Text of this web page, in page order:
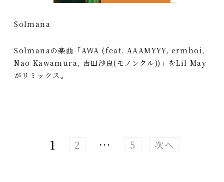
Solmana
Solmanaの楽曲「AWA (feat. AAAMYYY, ermhoi,
Nao Kawamura, 吉田沙良(モノンクル))」をLil May
がリミックス。
1 2 … 5 次へ